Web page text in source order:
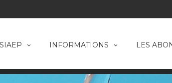
INFORMATIONS LES